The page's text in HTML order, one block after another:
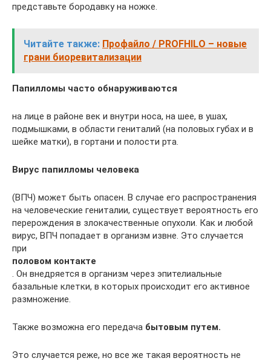
представьте бородавку на ножке.
Читайте также: Профайло / PROFHILO – новые
грани биоревитализации
Папилломы часто обнаруживаются
на лице в районе век и внутри носа, на шее, в ушах,
подмышками, в области гениталий (на половых губах и в
шейке матки), в гортани и полости рта.
Вирус папилломы человека
(ВПЧ) может быть опасен. В случае его распространения
на человеческие гениталии, существует вероятность его
перерождения в злокачественные опухоли. Как и любой
вирус, ВПЧ попадает в организм извне. Это случается
при
половом контакте
. Он внедряется в организм через эпителиальные
базальные клетки, в которых происходит его активное
размножение.
Также возможна его передача бытовым путем.
Это случается реже, но все же такая вероятность не